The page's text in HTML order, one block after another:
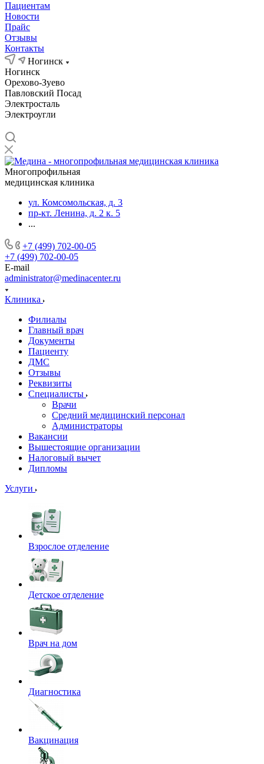
Пациентам
Новости
Прайс
Отзывы
Контакты
Ногинск
Ногинск
Орехово-Зуево
Павловский Посад
Электросталь
Электроугли
Многопрофильная
медицинская клиника
ул. Комсомольская, д. 3
пр-кт. Ленина, д. 2 к. 5
...
+7 (499) 702-00-05
+7 (499) 702-00-05
E-mail
administrator@medinacenter.ru
Клиника
Филиалы
Главный врач
Документы
Пациенту
ДМС
Отзывы
Реквизиты
Специалисты
Врачи
Средний медицинский персонал
Администраторы
Вакансии
Вышестоящие организации
Налоговый вычет
Дипломы
Услуги
Взрослое отделение
Детское отделение
Врач на дом
Диагностика
Вакцинация